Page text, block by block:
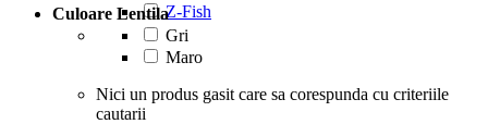
Z-Fish
Culoare Lentila
Gri
Maro
Nici un produs gasit care sa corespunda cu criteriile
cautarii